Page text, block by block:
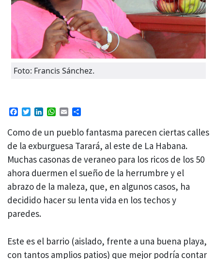
Foto: Francis Sánchez.
Facebook
TwitterLinkedIn
WhatsApp
Email
Como de un pueblo fantasma parecen ciertas calles
de la exburguesa Tarará, al este de La Habana.
Muchas casonas de veraneo para los ricos de los 50
ahora duermen el sueño de la herrumbre y el
abrazo de la maleza, que, en algunos casos, ha
decidido hacer su lenta vida en los techos y
paredes.
Este es el barrio (aislado, frente a una buena playa,
con tantos amplios patios) que mejor podría contar